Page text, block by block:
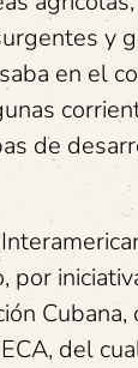
y
en el
de
Cubana,
del